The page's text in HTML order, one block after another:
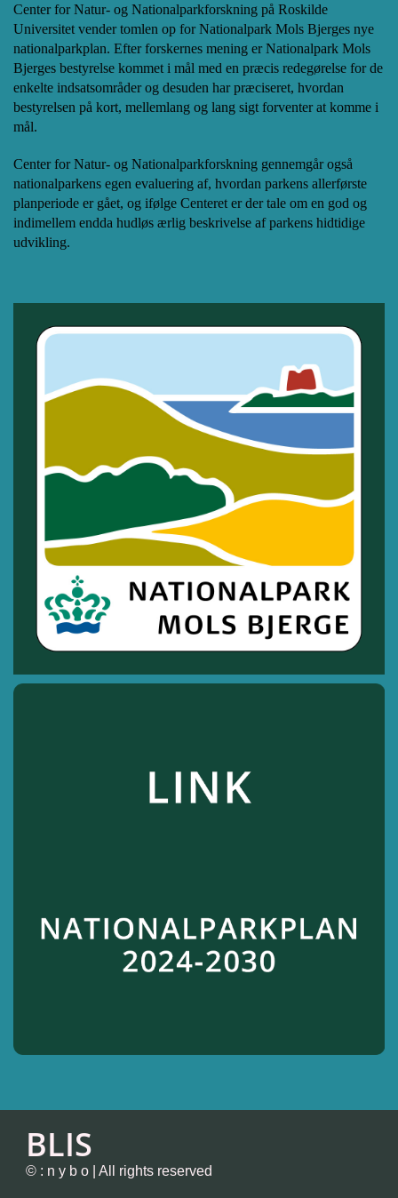
Center for Natur- og Nationalparkforskning på Roskilde
Universitet vender tomlen op for Nationalpark Mols Bjerges nye
nationalparkplan. Efter forskernes mening er Nationalpark Mols
Bjerges bestyrelse kommet i mål med en præcis redegørelse for de
enkelte indsatsområder og desuden har præciseret, hvordan
bestyrelsen på kort, mellemlang og lang sigt forventer at komme i
mål.
Center for Natur- og Nationalparkforskning gennemgår også
nationalparkens egen evaluering af, hvordan parkens allerførste
planperiode er gået, og ifølge Centeret er der tale om en god og
indimellem endda hudløs ærlig beskrivelse af parkens hidtidige
udvikling.
BLIS
© : n y b o | All rights reserved